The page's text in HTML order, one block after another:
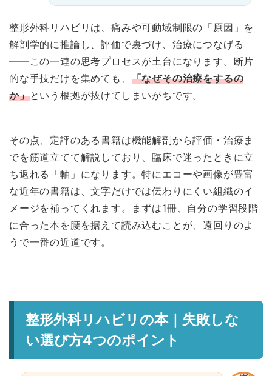
整形外科リハビリは、痛みや可動域制限の「原因」を
解剖学的に推論し、評価で裏づけ、治療につなげる
——この一連の思考プロセスが土台になります。断片
的な手技だけを集めても、 「なぜその治療をするの
か」という根拠が抜けてしまいがちです。
その点、定評のある書籍は機能解剖から評価・治療ま
でを筋道立てて解説しており、臨床で迷ったときに立
ち返れる「軸」になります。特にエコーや画像が豊富
な近年の書籍は、文字だけでは伝わりにくい組織のイ
メージを補ってくれます。まずは1冊、自分の学習段階
に合った本を腰を据えて読み込むことが、遠回りのよ
うで一番の近道です。
整形外科リハビリの本｜失敗しな
い選び方4つのポイント